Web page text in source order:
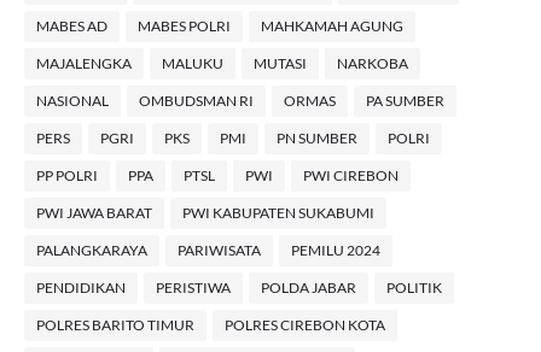
MABES AD MABES POLRI MAHKAMAH AGUNG
MAJALENGKA MALUKU MUTASI NARKOBA
NASIONAL OMBUDSMAN RI ORMAS PA SUMBER
PERS PGRI PKS PMI PN SUMBER POLRI
PP POLRI PPA PTSL PWI PWI CIREBON
PWI JAWA BARAT PWI KABUPATEN SUKABUMI
PALANGKARAYA PARIWISATA PEMILU 2024
PENDIDIKAN PERISTIWA POLDA JABAR POLITIK
POLRES BARITO TIMUR POLRES CIREBON KOTA